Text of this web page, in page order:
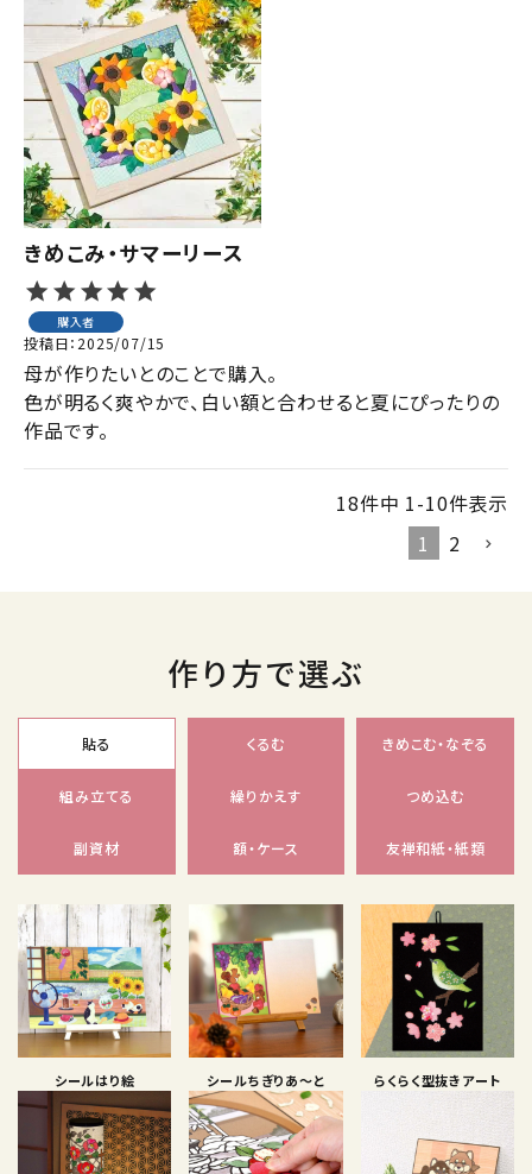
きめこみ・サマーリース
購入者
投稿日 2025/07/15
母が作りたいとのことで購入。
色が明るく爽やかで、白い額と合わせると夏にぴったりの
作品です。
18件中 1-10件表示
1
2
作り方で選ぶ
貼る くるむ きめこむ・なぞる
組み立てる 繰りかえす つめ込む
副資材 額・ケース 友禅和紙・紙類
シールはり絵 シールちぎりあ〜と らくらく型抜きアート